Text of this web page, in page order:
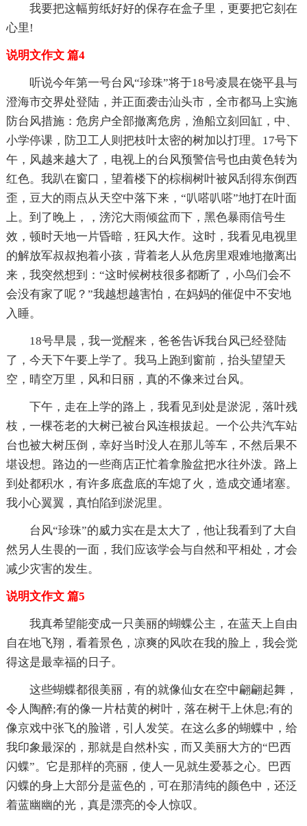
我要把这幅剪纸好好的保存在盒子里，更要把它刻在
心里!
说明文作文 篇4
听说今年第一号台风“珍珠”将于18号凌晨在饶平县与
澄海市交界处登陆，并正面袭击汕头市，全市都马上实施
防台风措施：危房户全部撤离危房，渔船立刻回缸，中、
小学停课，防卫工人则把枝叶太密的树加以打理。17号下
午，风越来越大了，电视上的台风预警信号也由黄色转为
红色。我趴在窗口，望着楼下的棕榈树叶被风刮得东倒西
歪，豆大的雨点从天空中落下来，“叭嗒叭嗒”地打在叶面
上。到了晚上，，滂沱大雨倾盆而下，黑色暴雨信号生
效，顿时天地一片昏暗，狂风大作。这时，我看见电视里
的解放军叔叔抱着小孩，背着老人从危房里艰难地撤离出
来，我突然想到：“这时候树枝很多都断了，小鸟们会不
会没有家了呢？”我越想越害怕，在妈妈的催促中不安地
入睡。
18号早晨，我一觉醒来，爸爸告诉我台风已经登陆
了，今天下午要上学了。我马上跑到窗前，抬头望望天
空，晴空万里，风和日丽，真的不像来过台风。
下午，走在上学的路上，我看见到处是淤泥，落叶残
枝，一棵苍老的大树已被台风连根拔起。一个公共汽车站
台也被大树压倒，幸好当时没人在那儿等车，不然后果不
堪设想。路边的一些商店正忙着拿脸盆把水往外泼。路上
到处都积水，有许多底盘底的车熄了火，造成交通堵塞。
我小心翼翼，真怕陷到淤泥里。
台风“珍珠”的威力实在是太大了，他让我看到了大自
然另人生畏的一面，我们应该学会与自然和平相处，才会
减少灾害的发生。
说明文作文 篇5
我真希望能变成一只美丽的蝴蝶公主，在蓝天上自由
自在地飞翔，看着景色，凉爽的风吹在我的脸上，我会觉
得这是最幸福的日子。
这些蝴蝶都很美丽，有的就像仙女在空中翩翩起舞，
令人陶醉;有的像一片枯黄的树叶，落在树干上休息;有的
像京戏中张飞的脸谱，引人发笑。在这么多的蝴蝶中，给
我印象最深的，那就是自然朴实，而又美丽大方的“巴西
闪蝶”。它是那样的亮丽，使人一见就生爱慕之心。巴西
闪蝶的身上大部分是蓝色的，可在那清纯的颜色中，还泛
着蓝幽幽的光，真是漂亮的令人惊叹。